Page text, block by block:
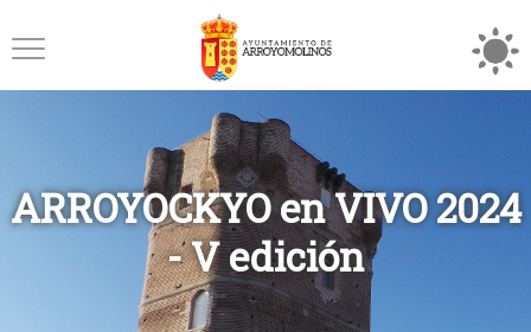
ARROYOCKYO en VIVO 2024
- V edición